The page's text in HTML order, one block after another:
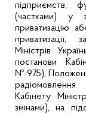
підприємств,
(частками) у
приватизацію
приватизації,
Міністрів
постанови
№ 975),
Кабінету
змінами), на